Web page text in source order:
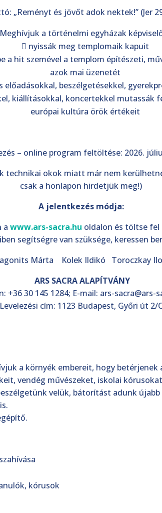
„Reményt és jövőt adok nektek!” (Jer
Meghívjuk a történelmi egyházak
 nyissák meg templomaik kapuit
a hit szemével a templom építészeti,
azok mai üzenetét
előadásokkal, beszélgetésekkel,
kiállításokkal, koncertekkel mutassák
európai kultúra örök értékeit
– online program feltöltése: 2026.
okok miatt már nem
csak a honlapon hirdetjük meg!)
A jelentkezés módja:
awww.ars-sacra.hu oldalon és töltse fel
segítségre van szüksége, keressen
Márta Kolek Ildikó Toroczkay
ARS SACRA ALAPÍTVÁNY
+36 30 145 1284; E-mail: ars-sacra@ars-
Levelezési cím: 1123 Budapest, Győri út 2/
a környék embereit, hogy
vendég művészeket, iskolai
velük, bátorítást adunk
kórusok